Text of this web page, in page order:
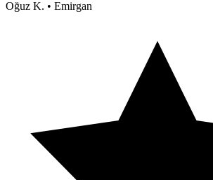
Oğuz K. • Emirgan